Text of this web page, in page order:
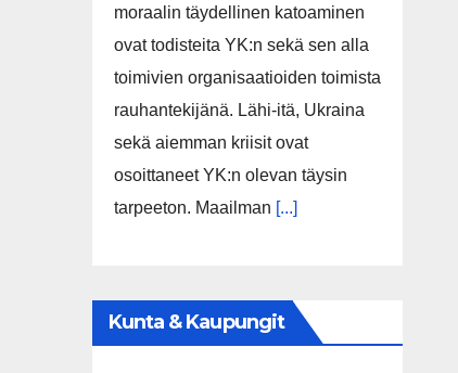
moraalin täydellinen katoaminen
ovat todisteita YK:n sekä sen alla
toimivien organisaatioiden toimista
rauhantekijänä. Lähi-itä, Ukraina
sekä aiemman kriisit ovat
osoittaneet YK:n olevan täysin
tarpeeton. Maailman [...]
Kunta & Kaupungit